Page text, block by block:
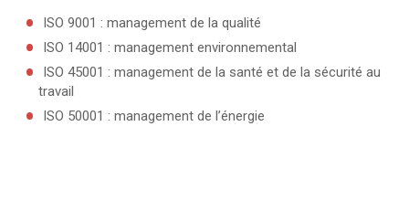
ISO 9001 : management de la qualité
ISO 14001 : management environnemental
ISO 45001 : management de la santé et de la sécurité au
travail
ISO 50001 : management de l’énergie